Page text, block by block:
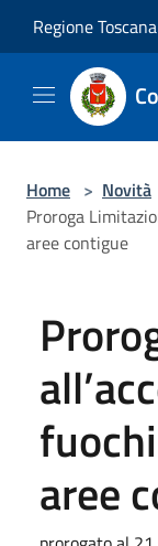
Regione Toscana
Home > Novità
Proroga
aree contigue
aree